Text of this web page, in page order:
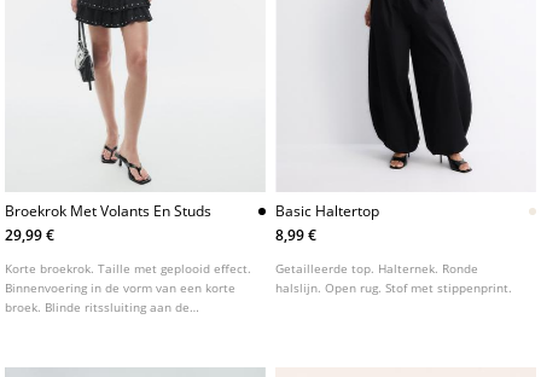
Broekrok Met Volants En Studs
29,99 €
Korte broekrok. Taille met geplooid effect.
Binnenvoering in de vorm van een korte
broek. Blinde ritssluiting aan de
Basic Haltertop
8,99 €
Getailleerde top. Halternek. Ronde
halslijn. Open rug. Stof met stippenprint.